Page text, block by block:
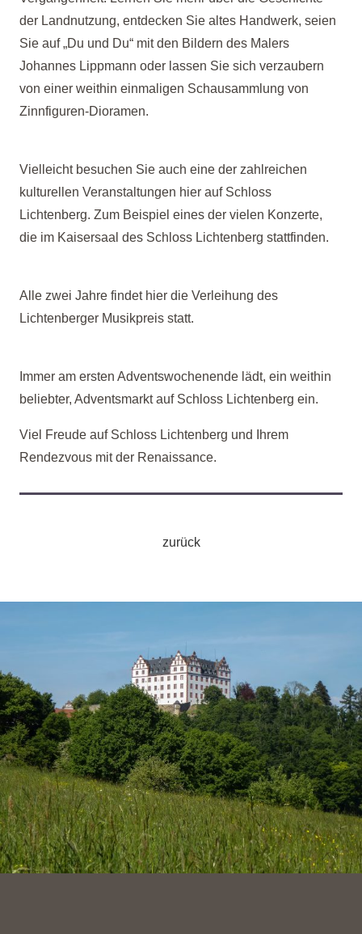
der Landnutzung, entdecken Sie altes Handwerk, seien
Sie auf „Du und Du“ mit den Bildern des Malers
Johannes Lippmann oder lassen Sie sich verzaubern
von einer weithin einmaligen Schausammlung von
Zinnfiguren-Dioramen.
Vielleicht besuchen Sie auch eine der zahlreichen
kulturellen Veranstaltungen hier auf Schloss
Lichtenberg. Zum Beispiel eines der vielen Konzerte,
die im Kaisersaal des Schloss Lichtenberg stattfinden.
Alle zwei Jahre findet hier die Verleihung des
Lichtenberger Musikpreis statt.
Immer am ersten Adventswochenende lädt, ein weithin
beliebter, Adventsmarkt auf Schloss Lichtenberg ein.
Viel Freude auf Schloss Lichtenberg und Ihrem
Rendezvous mit der Renaissance.
zurück